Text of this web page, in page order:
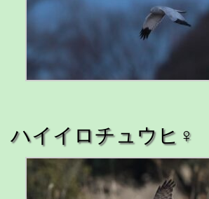
ハイイロチュウヒ♀